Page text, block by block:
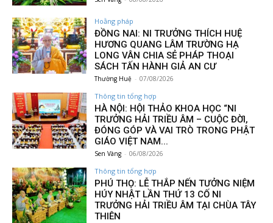
Hoằng pháp
ĐỒNG NAI: NI TRƯỞNG THÍCH HUỆ
HƯƠNG QUANG LÂM TRƯỜNG HẠ
LONG VÂN CHIA SẺ PHÁP THOẠI
SÁCH TẤN HÀNH GIẢ AN CƯ
Thường Huệ - 07/08/2026
Thông tin tổng hợp
HÀ NỘI: HỘI THẢO KHOA HỌC “NI
TRƯỞNG HẢI TRIỀU ÂM – CUỘC ĐỜI,
ĐÓNG GÓP VÀ VAI TRÒ TRONG PHẬT
GIÁO VIỆT NAM...
Sen Vàng - 06/08/2026
Thông tin tổng hợp
PHÚ THỌ: LỄ THẮP NẾN TƯỞNG NIỆM
HÚY NHẬT LẦN THỨ 13 CỐ NI
TRƯỞNG HẢI TRIỀU ÂM TẠI CHÙA TÂY
THIÊN